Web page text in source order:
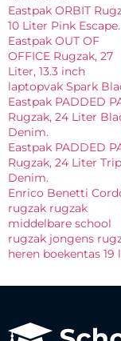
Eastpak ORBIT
10 Liter Pink Escape.
Eastpak OUT OF
OFFICE Rugzak, 27
Liter, 13.3 inch
laptopvak Spark
Eastpak PADDED
Rugzak, 24 Liter
Denim.
Eastpak PADDED
Rugzak, 24 Liter
Denim.
Enrico Benetti
rugzak rugzak
middelbare school
rugzak jongens
heren boekentas 19